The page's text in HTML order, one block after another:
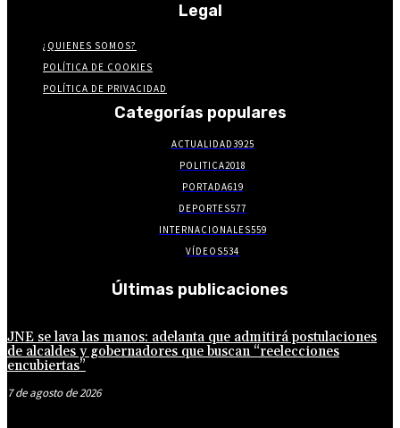
Legal
¿QUIENES SOMOS?
POLÍTICA DE COOKIES
POLÍTICA DE PRIVACIDAD
Categorías populares
ACTUALIDAD3925
POLITICA2018
PORTADA619
DEPORTES577
INTERNACIONALES559
VÍDEOS534
Últimas publicaciones
JNE se lava las manos: adelanta que admitirá postulaciones
de alcaldes y gobernadores que buscan “reelecciones
encubiertas”
7 de agosto de 2026